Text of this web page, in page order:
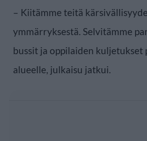
– Kiitämme teitä
ymmärryksestä. Selvitämme
bussit ja oppilaiden kuljetukset
alueelle, julkaisu jatkui.